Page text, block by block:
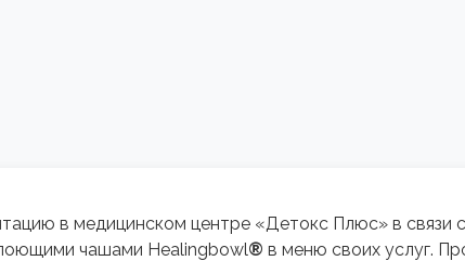
в медицинском центре «Детокс Плюс» в связи
чашами Healingbowl® в меню своих услуг.